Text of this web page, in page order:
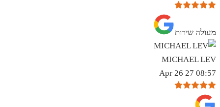
מעולה שירות
MICHAEL LEV
08:57 27 Apr 26